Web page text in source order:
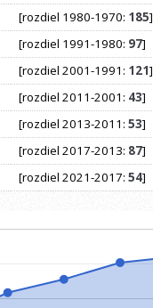
[rozdiel 1980-1970: 185]
[rozdiel 1991-1980: 97]
[rozdiel 2001-1991: 121]
[rozdiel 2011-2001: 43]
[rozdiel 2013-2011: 53]
[rozdiel 2017-2013: 87]
[rozdiel 2021-2017: 54]